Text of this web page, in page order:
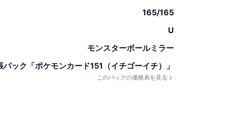
165/165
U
モンスターボールミラー
パック「ポケモンカード151（イチゴーイチ）」
このパックの価格表を見る